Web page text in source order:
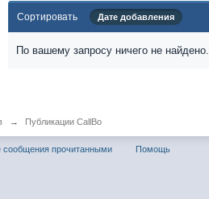
Сортировать Дате добавления
По вашему запросу ничего не найдено.
→ Публикации CallBo
сообщения прочитанными Помощь